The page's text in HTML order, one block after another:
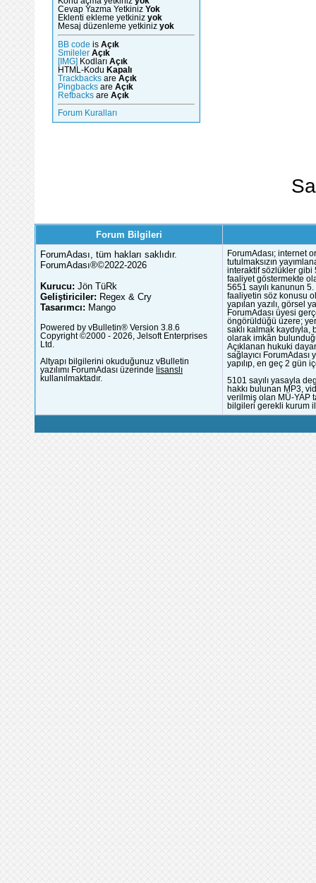
Cevap Yazma Yetkiniz Yok
Eklenti ekleme yetkiniz yok
Mesaj düzenleme yetkiniz yok
BB code is Açık
Smileler Açık
[IMG] Kodları Açık
HTML-Kodu Kapalı
Trackbacks are Açık
Pingbacks are Açık
Refbacks are Açık
Forum Kuralları
Forum Bilgileri
ForumAdası, tüm hakları saklıdır.
ForumAdası®©2022-2026
Kurucu: Jön TüRk
Geliştiriciler: Regex & Cry
Tasarımcı: Mango
Powered by vBulletin® Version 3.8.6
Copyright ©2000 - 2026, Jelsoft Enterprises
Ltd.
Altyapı bilgilerini okuduğunuz vBulletin
yazılımı ForumAdası üzerinde lisanslı
kullanılmaktadır.
ForumAdası; internet
tutulmaksızın
interaktif sözlükler gibi
faaliyet göstermekte
5651 sayılı kanunun
faaliyetin söz konusu
yapılan yazılı, görsel
ForumAdası üyesi
öngörüldüğü üzere;
saklı kalmak
olarak imkân
Açıklanan hukuki
sağlayıcı
yapılıp, en geç 2 gün
5101 sayılı yasayla
hakkı bulunan MP3,
verilmiş olan MÜ-YAP
bilgileri gerekli kurum